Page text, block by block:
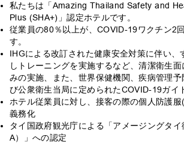
私たちは「Amazing Thailand Safety and
Plus (SHA+)」認定ホテルです。
従業員の80％以上が、COVID-19ワクチン2
す。
IHGによる改訂された健康安全対策に伴い、
しトレーニングを実施するなど、清潔衛生面
みの実施、また、世界保健機関、疾病管理予
び公衆衛生当局に定められたCOVID-19ガイ
ホテル従業員に対し、接客の際の個人防護
義務化
タイ国政府観光庁による「アメージングタ
A）」への認定